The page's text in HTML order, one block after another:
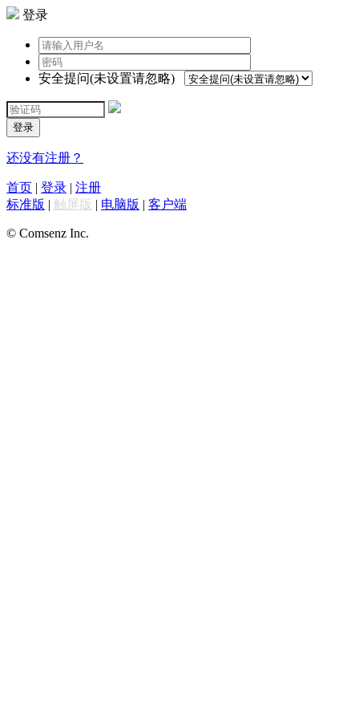
登录
安全提问(未设置请忽略)
登录
还没有注册？
首页 | 登录 | 注册
标准版 | 触屏版 | 电脑版 | 客户端
© Comsenz Inc.